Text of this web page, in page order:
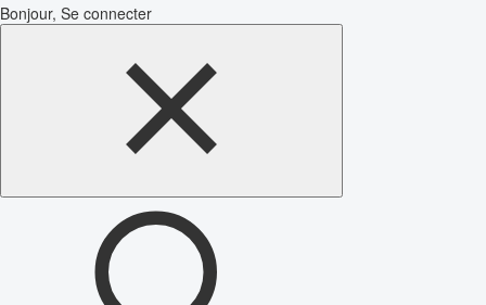
Bonjour, Se connecter